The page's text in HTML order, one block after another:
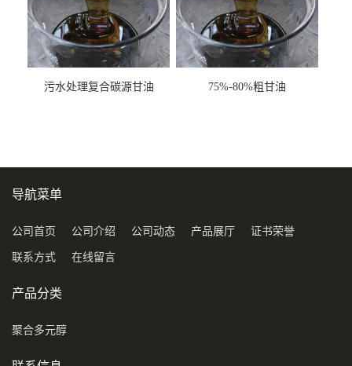
污水处理复合碳源甘油
75%-80%粗甘油
导航菜单
公司首页 公司介绍 公司动态 产品展厅 证书荣誉
联系方式 在线留言
产品分类
聚合多元醇